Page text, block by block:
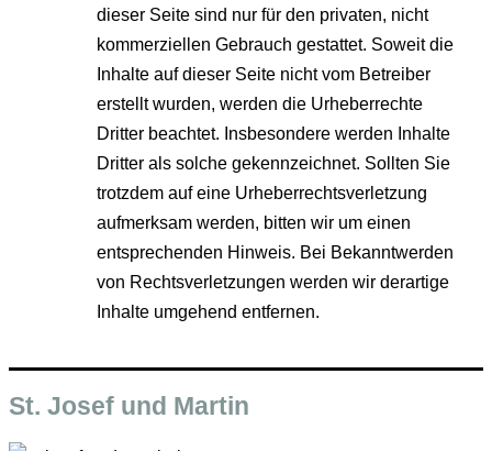
dieser Seite sind nur für den privaten, nicht
kommerziellen Gebrauch gestattet. Soweit die
Inhalte auf dieser Seite nicht vom Betreiber
erstellt wurden, werden die Urheberrechte
Dritter beachtet. Insbesondere werden Inhalte
Dritter als solche gekennzeichnet. Sollten Sie
trotzdem auf eine Urheberrechtsverletzung
aufmerksam werden, bitten wir um einen
entsprechenden Hinweis. Bei Bekanntwerden
von Rechtsverletzungen werden wir derartige
Inhalte umgehend entfernen.
St. Josef und Martin